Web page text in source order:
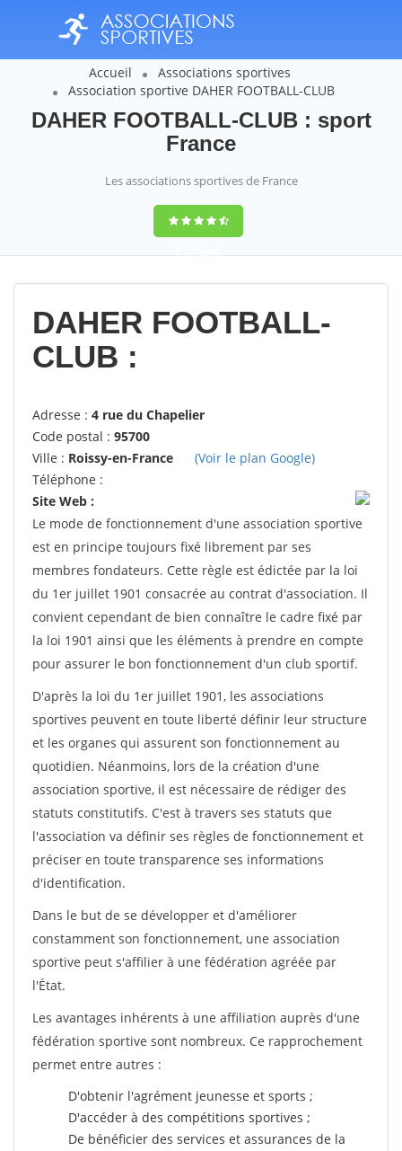
Accueil
Associations sportives
Association sportive DAHER FOOTBALL-CLUB
DAHER FOOTBALL-CLUB : sport
France
Les associations sportives de France
9,4(100%)
14358votes
DAHER FOOTBALL-
CLUB :
Adresse : 4 rue du Chapelier
Code postal : 95700
Ville : Roissy-en-France
(Voir le plan Google)
Téléphone :
Site Web :
Le mode de fonctionnement d'une association sportive
est en principe toujours fixé librement par ses
membres fondateurs. Cette règle est édictée par la loi
du 1er juillet 1901 consacrée au contrat d'association. Il
convient cependant de bien connaître le cadre fixé par
la loi 1901 ainsi que les éléments à prendre en compte
pour assurer le bon fonctionnement d'un club sportif.
D'après la loi du 1er juillet 1901, les associations
sportives peuvent en toute liberté définir leur structure
et les organes qui assurent son fonctionnement au
quotidien. Néanmoins, lors de la création d'une
association sportive, il est nécessaire de rédiger des
statuts constitutifs. C'est à travers ses statuts que
l'association va définir ses règles de fonctionnement et
préciser en toute transparence ses informations
d'identification.
Dans le but de se développer et d'améliorer
constamment son fonctionnement, une association
sportive peut s'affilier à une fédération agréée par
l'État.
Les avantages inhérents à une affiliation auprès d'une
fédération sportive sont nombreux. Ce rapprochement
permet entre autres :
D'obtenir l'agrément jeunesse et sports ;
D'accéder à des compétitions sportives ;
De bénéficier des services et assurances de la